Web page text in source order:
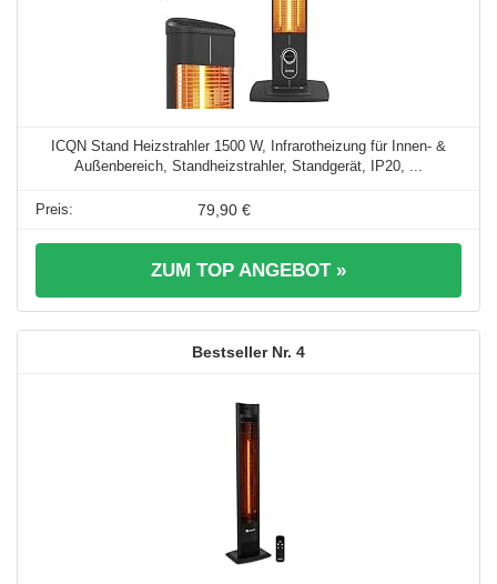
ICQN Stand Heizstrahler 1500 W, Infrarotheizung für Innen- &
Außenbereich, Standheizstrahler, Standgerät, IP20, ...
79,90 €
ZUM TOP ANGEBOT »
4